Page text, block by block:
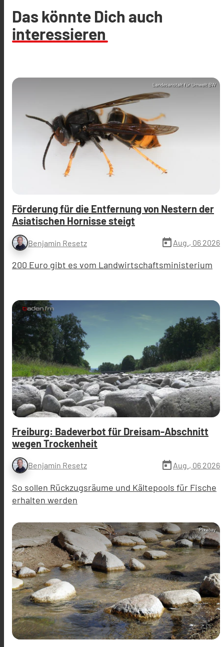
Das könnte Dich auch
interessieren
Landesanstalt für Umwelt BW
Förderung für die Entfernung von Nestern der
Asiatischen Hornisse steigt
Benjamin Resetz today Aug., 06 2026
200 Euro gibt es vom Landwirtschaftsministerium
Freiburg: Badeverbot für Dreisam-Abschnitt
wegen Trockenheit
Benjamin Resetz today Aug., 06 2026
So sollen Rückzugsräume und Kältepools für Fische
erhalten werden
Pixabay